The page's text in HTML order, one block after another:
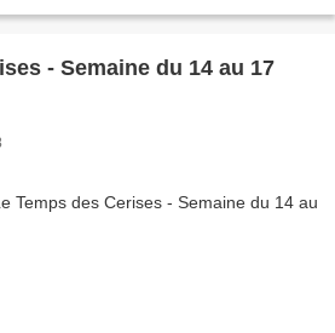
- Semaine du 14 au 17